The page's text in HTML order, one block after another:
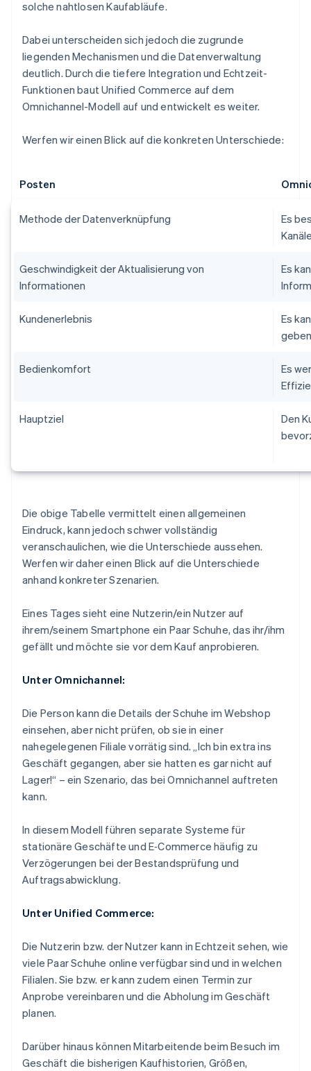
solche nahtlosen Kaufabläufe.
Dabei unterscheiden sich jedoch die zugrunde
liegenden Mechanismen und die Datenverwaltung
deutlich. Durch die tiefere Integration und Echtzeit-
Funktionen baut Unified Commerce auf dem
Omnichannel-Modell auf und entwickelt es weiter.
Werfen wir einen Blick auf die konkreten Unterschiede:
Posten
Methode der Datenverknüpfung
Es
Geschwindigkeit der Aktualisierung von
Informationen
Es
Kundenerlebnis
Es
Bedienkomfort
Es
Hauptziel
Den
Die obige Tabelle vermittelt einen allgemeinen
Eindruck, kann jedoch schwer vollständig
veranschaulichen, wie die Unterschiede aussehen.
Werfen wir daher einen Blick auf die Unterschiede
anhand konkreter Szenarien.
Eines Tages sieht eine Nutzerin/ein Nutzer auf
ihrem/seinem Smartphone ein Paar Schuhe, das ihr/ihm
gefällt und möchte sie vor dem Kauf anprobieren.
Unter Omnichannel:
Die Person kann die Details der Schuhe im Webshop
einsehen, aber nicht prüfen, ob sie in einer
nahegelegenen Filiale vorrätig sind. „Ich bin extra ins
Geschäft gegangen, aber sie hatten es gar nicht auf
Lager!“ – ein Szenario, das bei Omnichannel auftreten
kann.
In diesem Modell führen separate Systeme für
stationäre Geschäfte und E‑Commerce häufig zu
Verzögerungen bei der Bestandsprüfung und
Auftragsabwicklung.
Unter Unified Commerce:
Die Nutzerin bzw. der Nutzer kann in Echtzeit sehen, wie
viele Paar Schuhe online verfügbar sind und in welchen
Filialen. Sie bzw. er kann zudem einen Termin zur
Anprobe vereinbaren und die Abholung im Geschäft
planen.
Darüber hinaus können Mitarbeitende beim Besuch im
Geschäft die bisherigen Kaufhistorien, Größen,